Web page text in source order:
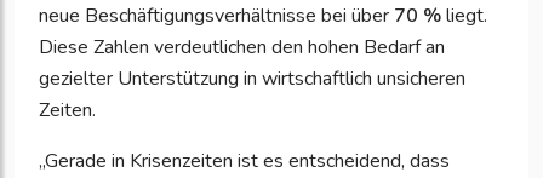
neue Beschäftigungsverhältnisse bei über 70 %liegt.
Diese Zahlen verdeutlichen den hohen Bedarf an
gezielter Unterstützung in wirtschaftlich unsicheren
Zeiten.
„Gerade in Krisenzeiten ist es entscheidend, dass